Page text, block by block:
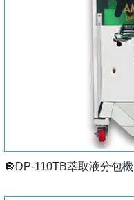
🔘DP-110TB萃取液分包機